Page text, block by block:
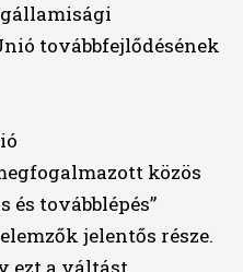
továbbfejlődésének
közös
és továbblépés”
jelentős része.